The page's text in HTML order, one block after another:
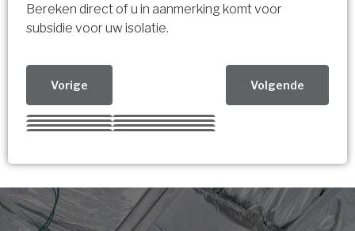
Bereken direct of u in aanmerking komt voor
subsidie voor uw isolatie.
Vorige Volgende
Kies uw Isolatiemaatregel
Meerdere keuzes mogelijk
Isolatiemaatregel
Vorige Volgende
U komt in aanmerking voor
subsidie!